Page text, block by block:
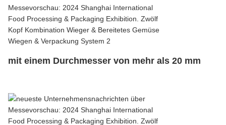
mit einem Durchmesser von mehr als 20 mm